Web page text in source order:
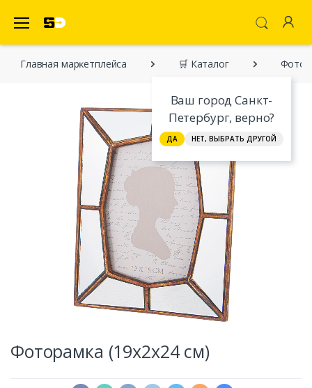
Ваш город Санкт-
Петербург, верно?
ДА НЕТ, ВЫБРАТЬ ДРУГОЙ
Главная марĸетплейса 🛒 Каталог
Фоторамка (19х2х24 см)